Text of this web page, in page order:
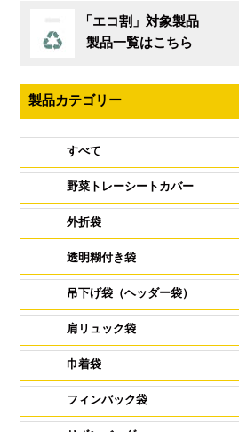
「エコ割」対象製品
製品一覧はこちら
製品カテゴリー
すべて
野菜トレーシートカバー
外折袋
透明糊付き袋
吊下げ袋（ヘッダー袋）
肩リュック袋
巾着袋
フィンバック袋